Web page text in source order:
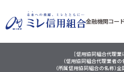
金融機関コー
［信用協同組合代理業
（信用協同組合代理業者の
（所属信用協同組合の名称）